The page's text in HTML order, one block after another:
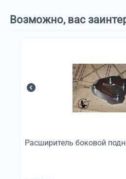
Возможно, вас
Расширитель боковой